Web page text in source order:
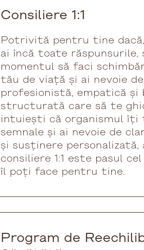
Consiliere 1:1
Potrivită pentru tine
ai încă toate
momentul să faci
tău de viață și ai nevoie
profesionistă, empatică și
structurată care să te
intuiești că organismul îți
semnale și ai nevoie de
și susținere personalizată,
consiliere 1:1 este pasul
îl poți face pentru tine.
Program de